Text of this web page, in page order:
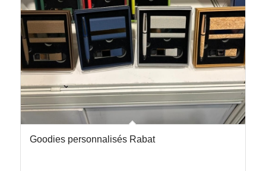
Goodies personnalisés Rabat